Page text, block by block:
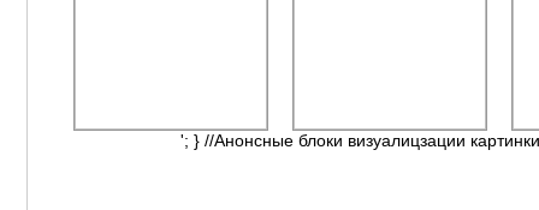
'; } //Анонсные блоки визуалицзации